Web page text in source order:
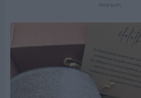
Διαφήμιση